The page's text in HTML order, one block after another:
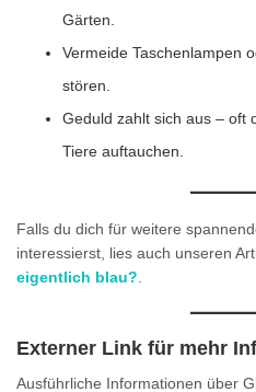
Gärten.
Vermeide Taschenlampen
stören.
Geduld zahlt sich aus – oft
Tiere auftauchen.
Falls du dich für weitere
interessierst, lies auch unseren
eigentlich blau?
Externer Link für mehr
Ausführliche Informationen über